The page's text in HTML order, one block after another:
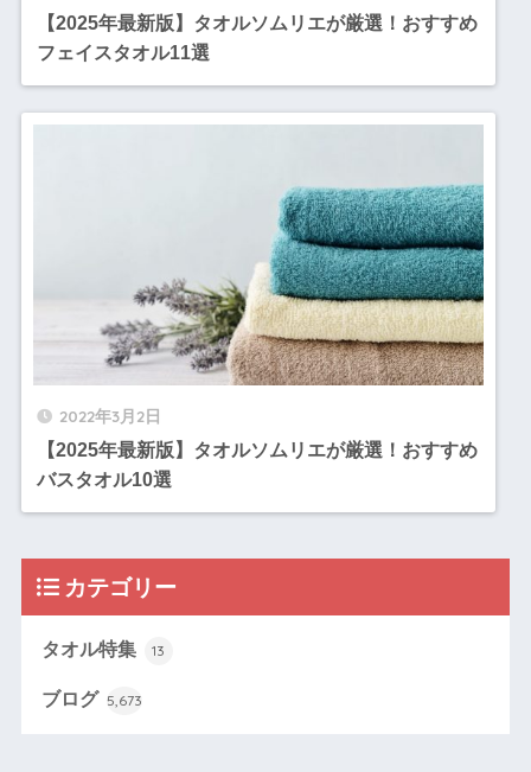
【2025年最新版】タオルソムリエが厳選！おすすめ
フェイスタオル11選
2022年3月2日
【2025年最新版】タオルソムリエが厳選！おすすめ
バスタオル10選
カテゴリー
タオル特集 13
ブログ 5,673